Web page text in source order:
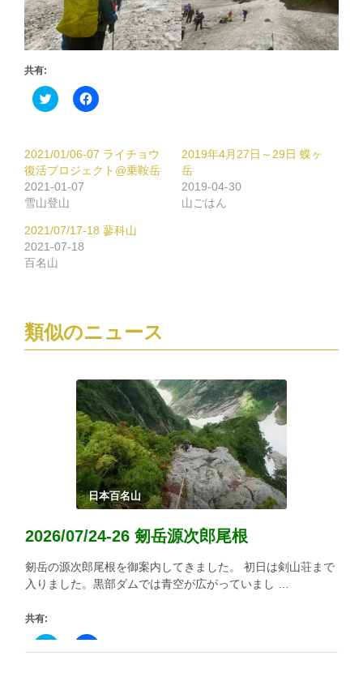
共有:
ク
リ
て
Twitter
で
共
有
(新
し
い
ウ
ィ
ン
ド
す)
Facebook
で
る
に
は
ク
し
て
ィ
ン
ド
開
き
ま
す)
2021/01/06-07 ライチョウ
復活プロジェクト@乗鞍岳
2021-01-07
雪山登山
2019年4月27日～29日 蝶ヶ
岳
2019-04-30
山ごはん
2021/07/17-18 蓼科山
2021-07-18
百名山
類似のニュース
日本百名山
2026/07/24-26 剱岳源次郎尾根
剱岳の源次郎尾根を御案内してきました。 初日は剣山荘まで
入りました。黒部ダムでは青空が広がっていまし …
共有:
ク
リ
Facebook
で